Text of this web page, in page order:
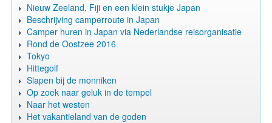
Nieuw Zeeland, Fiji en een klein stukje Japan
Beschrijving camperroute in Japan
Camper huren in Japan via Nederlandse reisorganisatie
Rond de Oostzee 2016
Tokyo
Hittegolf
Slapen bij de monniken
Op zoek naar geluk in de tempel
Naar het westen
Het vakantieland van de goden